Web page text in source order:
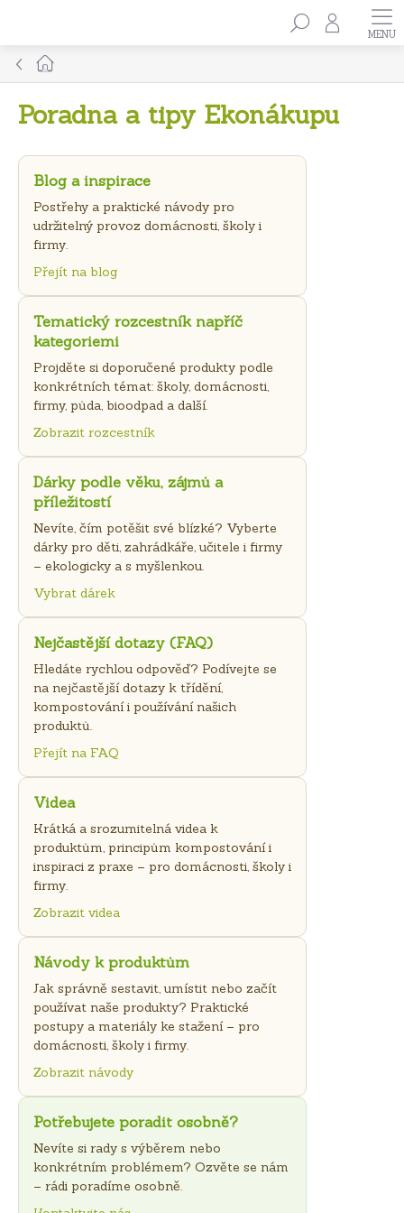
Hledat
Domů
Poradna a tipy Ekonákupu
Blog a inspirace
Postřehy a praktické návody pro
udržitelný provoz domácnosti, školy i
firmy.
Přejít na blog
Tematický rozcestník napříč
kategoriemi
Projděte si doporučené produkty podle
konkrétních témat: školy, domácnosti,
firmy, půda, bioodpad a další.
Zobrazit rozcestník
Dárky podle věku, zájmů a
příležitostí
Nevíte, čím potěšit své blízké? Vyberte
dárky pro děti, zahrádkáře, učitele i firmy
– ekologicky a s myšlenkou.
Vybrat dárek
Nejčastější dotazy (FAQ)
Hledáte rychlou odpověď? Podívejte se
na nejčastější dotazy k třídění,
kompostování i používání našich
produktů.
Přejít na FAQ
Videa
Krátká a srozumitelná videa k
produktům, principům kompostování i
inspiraci z praxe – pro domácnosti, školy i
firmy.
Zobrazit videa
Návody k produktům
Jak správně sestavit, umístit nebo začít
používat naše produkty? Praktické
postupy a materiály ke stažení – pro
domácnosti, školy i firmy.
Zobrazit návody
Potřebujete poradit osobně?
Nevíte si rady s výběrem nebo
konkrétním problémem? Ozvěte se nám
– rádi poradíme osobně.